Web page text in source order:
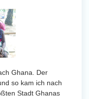
Ghana. Der
so kam ich nach
Stadt Ghanas